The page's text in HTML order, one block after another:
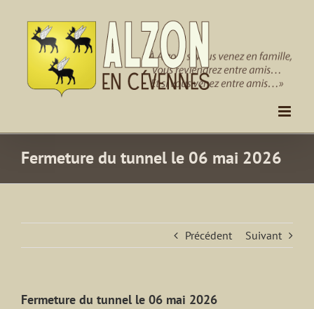
contenu
Fermeture du tunnel le 06 mai 2026
Précédent Suivant
Fermeture du tunnel le 06 mai 2026